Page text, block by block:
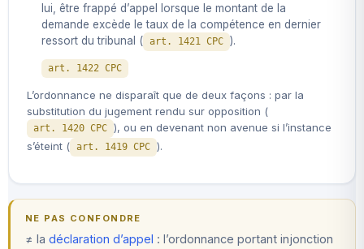
lui, être frappé d’appel lorsque le montant de la
demande excède le taux de la compétence en dernier
ressort du tribunal ( art. 1421 CPC ).
art. 1422 CPC
L’ordonnance ne disparaît que de deux façons : par la
substitution du jugement rendu sur opposition (
art. 1420 CPC ), ou en devenant non avenue si l’instance
s’éteint ( art. 1419 CPC ).
NE PAS CONFONDRE
≠ la déclaration d’appel : l’ordonnance portant injonction